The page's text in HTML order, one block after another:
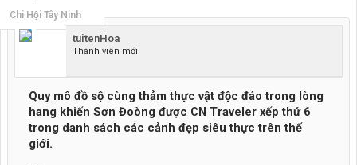
Chi Hội Tây Ninh
tuitenHoa
Thành viên mới
Quy mô đồ sộ cùng thảm thực vật độc đáo trong lòng
hang khiến Sơn Đoòng được CN Traveler xếp thứ 6
trong danh sách các cảnh đẹp siêu thực trên thế
giới.